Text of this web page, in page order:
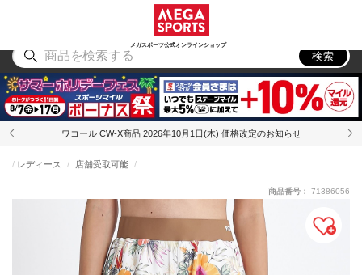
メガスポーツ公式オンラインショップ
アウトドア
検索
ワコール CW-X商品 2026年10月1日(木) 価格改定のお知らせ
レディース 店舗受取可能
商品番号： 71386056